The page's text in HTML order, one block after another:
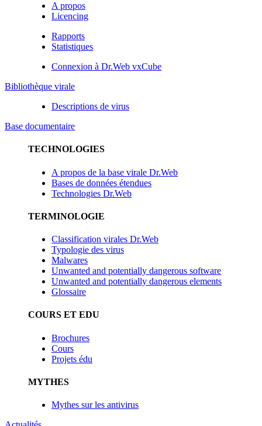
A propos
Licencing
Rapports
Statistiques
Connexion à Dr.Web vxCube
Bibliothèque virale
Descriptions de virus
Base documentaire
TECHNOLOGIES
A propos de la base virale Dr.Web
Bases de données étendues
Technologies Dr.Web
TERMINOLOGIE
Classification virales Dr.Web
Typologie des virus
Malwares
Unwanted and potentially dangerous software
Unwanted and potentially dangerous elements
Glossaire
COURS ET EDU
Brochures
Cours
Projets édu
MYTHES
Mythes sur les antivirus